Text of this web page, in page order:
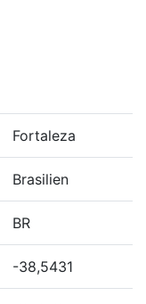
Fortaleza
Brasilien
BR
-38,5431